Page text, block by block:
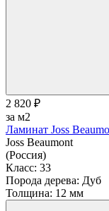
2 820 ₽
за м2
Ламинат Joss
Joss Beaumont
(Россия)
Класс: 33
Порода дерева: Дуб
Толщина: 12 мм